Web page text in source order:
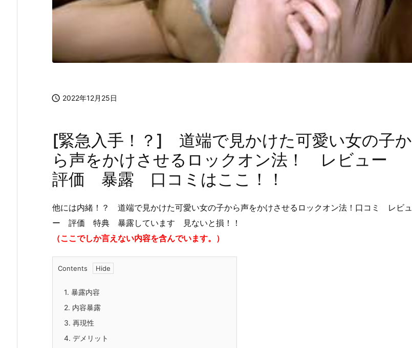
 2022年12月25日
[緊急入手！？] 道端で見かけた可愛い女の子か
ら声をかけさせるロックオン法！ レビュー
評価 暴露 口コミはここ！！
他には内緒！？ 道端で見かけた可愛い女の子から声をかけさせるロックオン法！口コミ レビュ
ー 評価 特典 暴露しています 見ないと損！！
（ここでしか言えない内容を含んでいます。）
Contents
1. 暴露内容
2. 内容暴露
3. 再現性
4. デメリット